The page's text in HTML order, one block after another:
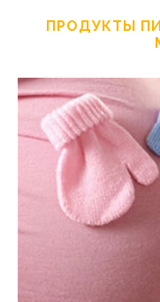
ПРОДУКТЫ